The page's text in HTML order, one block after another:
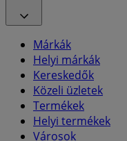
Márkák
Helyi márkák
Kereskedők
Közeli üzletek
Termékek
Helyi termékek
Városok